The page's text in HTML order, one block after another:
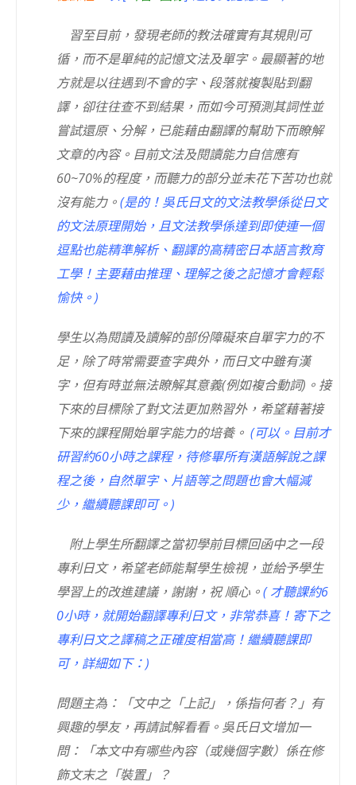
習至目前，發現老師的教法確實有其規則可
循，而不是單純的記憶文法及單字。最顯著的地
方就是以往遇到不會的字、段落就複製貼到翻
譯，卻往往查不到結果，而如今可預測其詞性並
嘗試還原、分解，已能藉由翻譯的幫助下而瞭解
文章的內容。目前文法及閱讀能力自信應有
60~70%的程度，而聽力的部分並未花下苦功也就
沒有能力。(是的！吳氏日文的文法教學係從日文
的文法原理開始，且文法教學係達到即使連一個
逗點也能精準解析、翻譯的高精密日本語言教育
工學！主要藉由推理、理解之後之記憶才會輕鬆
愉快。)
學生以為閱讀及讀解的部份障礙來自單字力的不
足，除了時常需要查字典外，而日文中雖有漢
字，但有時並無法瞭解其意義(例如複合動詞)。接
下來的目標除了對文法更加熟習外，希望藉著接
下來的課程開始單字能力的培養。 (可以。目前才
研習約60小時之課程，待修畢所有漢語解說之課
程之後，自然單字、片語等之問題也會大幅減
少，繼續聽課即可。)
附上學生所翻譯之當初學前目標回函中之一段
專利日文，希望老師能幫學生檢視，並給予學生
學習上的改進建議，謝謝，祝 順心。( 才聽課約6
0小時，就開始翻譯專利日文，非常恭喜！寄下之
專利日文之譯稿之正確度相當高！繼續聽課即
可，詳細如下：)
問題主為：「文中之「上記」，係指何者？」有
興趣的學友，再請試解看看。吳氏日文增加一
問：「本文中有哪些內容（或幾個字數）係在修
飾文末之「裝置」？